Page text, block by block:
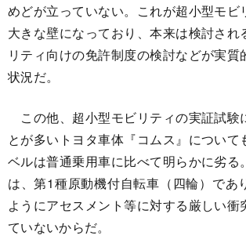
めどが立っていない。これが超小型モビ
大きな壁になっており、本来は検討され
リティ向けの免許制度の検討などが実質
状況だ。
この他、超小型モビリティの実証試験
とが多いトヨタ車体『コムス』について
ベルは普通乗用車に比べて明らかに劣る
は、第1種原動機付自転車（四輪）であ
ようにアセスメント等に対する厳しい衝
ていないからだ。